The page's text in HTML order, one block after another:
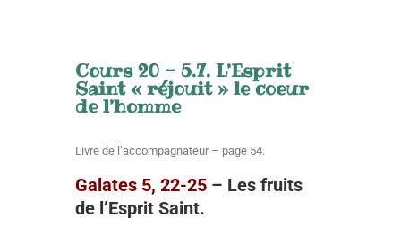
Cours 20 - 5.7. L’Esprit
Saint « réjouit » le coeur
de l’homme
Livre de l’accompagnateur – page 54.
Galates 5, 22-25 – Les fruits
de l’Esprit Saint.